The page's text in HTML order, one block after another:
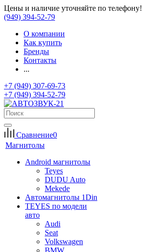
Цены и наличие уточняйте по телефону!
(949) 394-52-79
О компании
Как купить
Бренды
Контакты
...
+7 (949) 307-69-73
+7 (949) 394-52-79
Сравнение0
Магнитолы
Android магнитолы
Teyes
DUDU Auto
Mekede
Автомагнитолы 1Din
TEYES по модели
авто
Audi
Seat
Volkswagen
BMW